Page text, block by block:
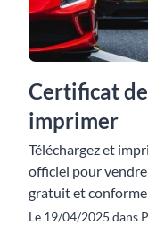
Certificat
imprimer
Téléchargez et
officiel pour
gratuit et conforme
Le 19/04/2025 dans